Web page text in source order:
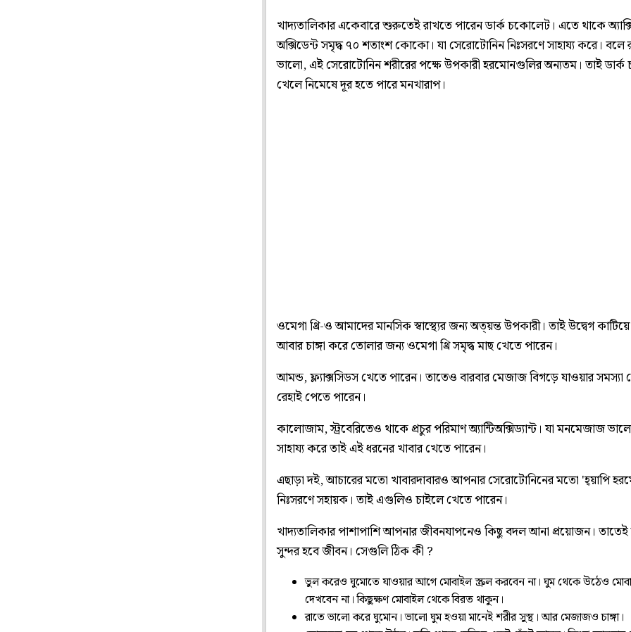
খাদ্যতালিকার একেবারে শুরুতেই রাখতে পারেন ডার্ক চকোলেট। এতে থাকে
অক্সিডেন্ট সমৃদ্ধ ৭০ শতাংশ কোকো। যা সেরোটোনিন নিঃসরণে সাহায্য করে। বলে
ভালো, এই সেরোটোনিন শরীরের পক্ষে উপকারী হরমোনগুলির অন্যতম। তাই
খেলে নিমেষে দূর হতে পারে মনখারাপ।
ওমেগা থ্রি-ও আমাদের মানসিক স্বাস্থ্যের জন্য অত্য়ন্ত উপকারী। তাই উদ্বেগ
আবার চাঙ্গা করে তোলার জন্য ওমেগা থ্রি সমৃদ্ধ মাছ খেতে পারেন।
আমন্ড, ফ্ল্যাক্সসিডস খেতে পারেন। তাতেও বারবার মেজাজ বিগড়ে যাওয়ার সমস্যা
রেহাই পেতে পারেন।
কালোজাম, স্ট্রবেরিতেও থাকে প্রচুর পরিমাণ অ্যান্টিঅক্সিড্যান্ট। যা মনমেজাজ
সাহায্য করে তাই এই ধরনের খাবার খেতে পারেন।
এছাড়া দই, আচারের মতো খাবারদাবারও আপনার সেরোটোনিনের মতো 'হ্য়াপি
নিঃসরণে সহায়ক। তাই এগুলিও চাইলে খেতে পারেন।
খাদ্যতালিকার পাশাপাশি আপনার জীবনযাপনেও কিছু বদল আনা প্রয়োজন।
সুন্দর হবে জীবন। সেগুলি ঠিক কী ?
ভুল করেও ঘুমোতে যাওয়ার আগে মোবাইল স্ক্রল করবেন না। ঘুম থেকে উঠেও
দেখবেন না। কিছুক্ষণ মোবাইল থেকে বিরত থাকুন।
রাতে ভালো করে ঘুমোন। ভালো ঘুম হওয়া মানেই শরীর সুস্থ। আর মেজাজও চাঙ্গা।